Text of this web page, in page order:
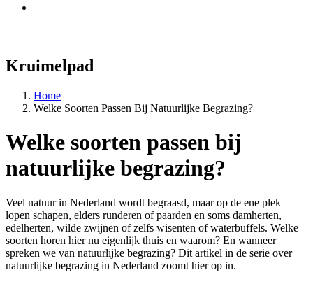
Kruimelpad
Home
Welke Soorten Passen Bij Natuurlijke Begrazing?
Welke soorten passen bij
natuurlijke begrazing?
Veel natuur in Nederland wordt begraasd, maar op de ene plek
lopen schapen, elders runderen of paarden en soms damherten,
edelherten, wilde zwijnen of zelfs wisenten of waterbuffels. Welke
soorten horen hier nu eigenlijk thuis en waarom? En wanneer
spreken we van natuurlijke begrazing? Dit artikel in de serie over
natuurlijke begrazing in Nederland zoomt hier op in.